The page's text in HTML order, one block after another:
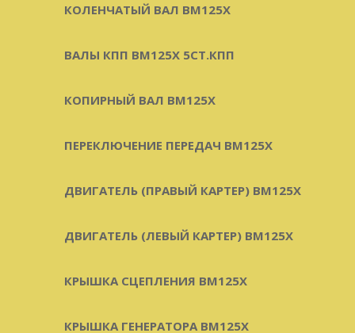
КОЛЕНЧАТЫЙ ВАЛ BM125X
ВАЛЫ КПП BM125X 5СТ.КПП
КОПИРНЫЙ ВАЛ BM125X
ПЕРЕКЛЮЧЕНИЕ ПЕРЕДАЧ BM125X
ДВИГАТЕЛЬ (ПРАВЫЙ КАРТЕР) BM125X
ДВИГАТЕЛЬ (ЛЕВЫЙ КАРТЕР) BM125X
КРЫШКА СЦЕПЛЕНИЯ BM125X
КРЫШКА ГЕНЕРАТОРА BM125X